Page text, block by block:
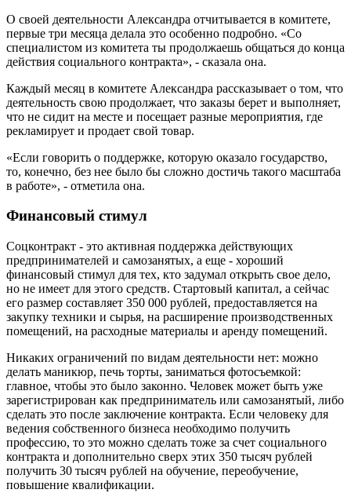
О своей деятельности Александра отчитывается в комитете,
первые три месяца делала это особенно подробно. «Со
специалистом из комитета ты продолжаешь общаться до конца
действия социального контракта», - сказала она.
Каждый месяц в комитете Александра рассказывает о том, что
деятельность свою продолжает, что заказы берет и выполняет,
что не сидит на месте и посещает разные мероприятия, где
рекламирует и продает свой товар.
«Если говорить о поддержке, которую оказало государство,
то, конечно, без нее было бы сложно достичь такого масштаба
в работе», - отметила она.
Финансовый стимул
Соцконтракт - это активная поддержка действующих
предпринимателей и самозанятых, а еще - хороший
финансовый стимул для тех, кто задумал открыть свое дело,
но не имеет для этого средств. Стартовый капитал, а сейчас
его размер составляет 350 000 рублей, предоставляется на
закупку техники и сырья, на расширение производственных
помещений, на расходные материалы и аренду помещений.
Никаких ограничений по видам деятельности нет: можно
делать маникюр, печь торты, заниматься фотосъемкой:
главное, чтобы это было законно. Человек может быть уже
зарегистрирован как предприниматель или самозанятый, либо
сделать это после заключение контракта. Если человеку для
ведения собственного бизнеса необходимо получить
профессию, то это можно сделать тоже за счет социального
контракта и дополнительно сверх этих 350 тысяч рублей
получить 30 тысяч рублей на обучение, переобучение,
повышение квалификации.